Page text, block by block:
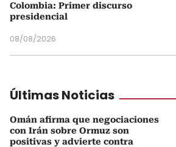
Colombia: Primer discurso
presidencial
08/08/2026
Últimas Noticias
Omán afirma que negociaciones
con Irán sobre Ormuz son
positivas y advierte contra